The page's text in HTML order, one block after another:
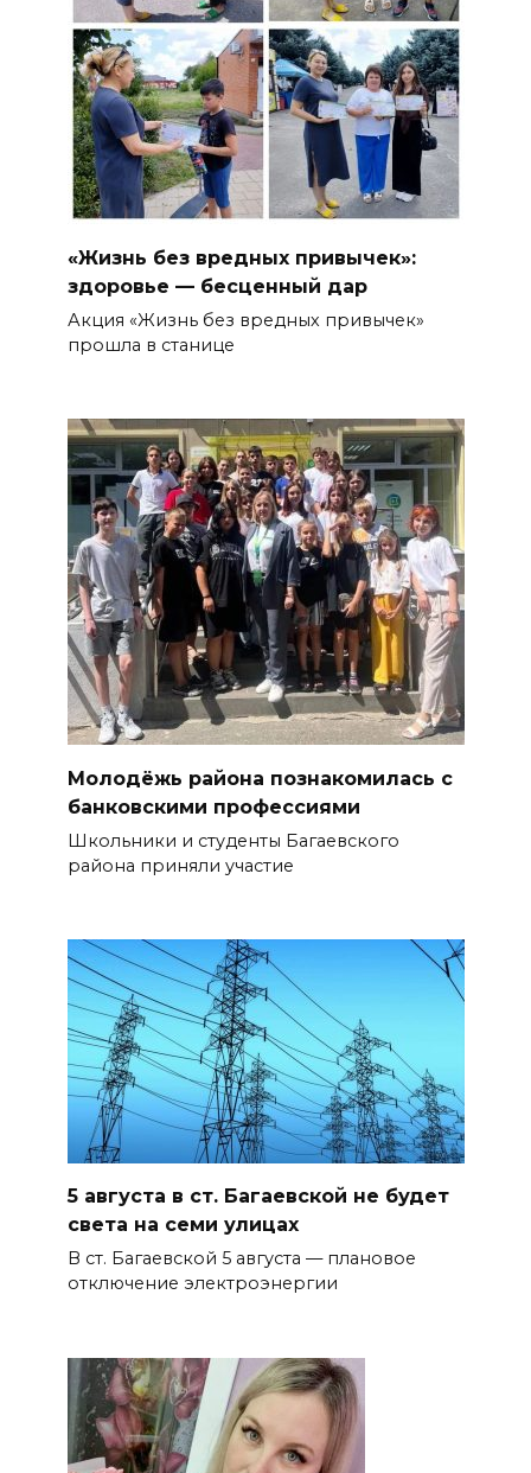
«Жизнь без вредных привычек»:
здоровье — бесценный дар
Акция «Жизнь без вредных привычек»
прошла в станице
Молодёжь района познакомилась с
банковскими профессиями
Школьники и студенты Багаевского
района приняли участие
5 августа в ст. Багаевской не будет
света на семи улицах
В ст. Багаевской 5 августа — плановое
отключение электроэнергии